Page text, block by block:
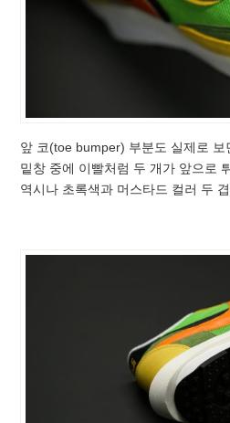
앞 코(toe bumper) 부분도 실제로
밑창 중에 이빨처럼 두 개가 앞으로
역시나 초록색과 머스타드 컬러 두